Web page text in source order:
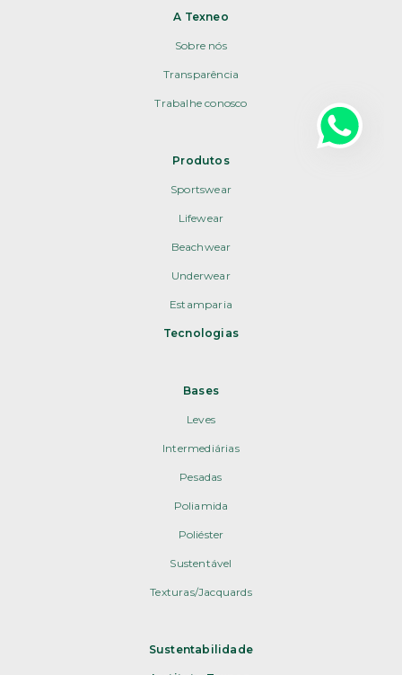
A Texneo
Sobre nós
Transparência
Trabalhe conosco
Produtos
Sportswear
Lifewear
Beachwear
Underwear
Estamparia
Tecnologias
Bases
Leves
Intermediárias
Pesadas
Poliamida
Poliéster
Sustentável
Texturas/Jacquards
Sustentabilidade